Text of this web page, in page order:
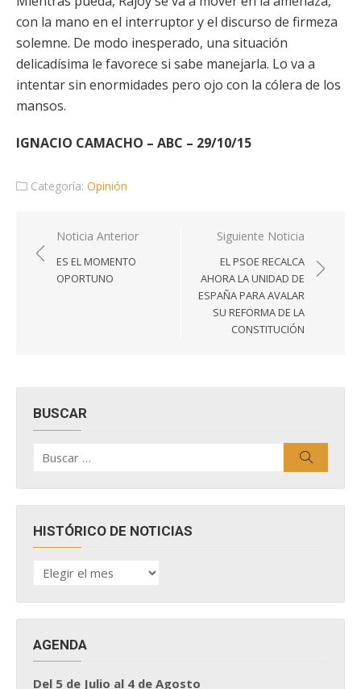
con la mano en el interruptor y el discurso de firmeza
solemne. De modo inesperado, una situación
delicadísima le favorece si sabe manejarla. Lo va a
intentar sin enormidades pero ojo con la cólera de los
mansos.
IGNACIO CAMACHO – ABC – 29/10/15
Categoría: Opinión
Navegación
de
entradas
Noticia Anterior
ES EL MOMENTO
OPORTUNO
Siguiente Noticia
EL PSOE RECALCA
AHORA LA UNIDAD DE
ESPAÑA PARA AVALAR
SU REFORMA DE LA
CONSTITUCIÓN
BUSCAR
por:
HISTÓRICO DE NOTICIAS
HISTÓRICO
DE
AGENDA
Del 5 de Julio al 4 de Agosto